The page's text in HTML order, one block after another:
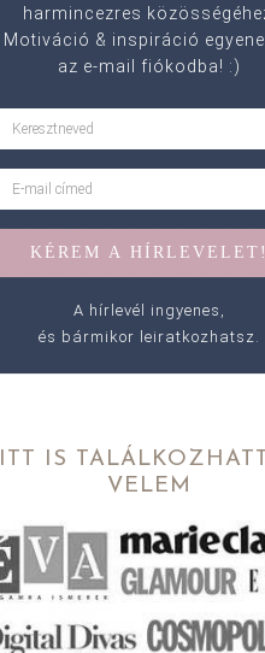
harmincezres
Motiváció & inspiráció
az e-mail fiókodba! :)
A hírlevél ingyenes,
és bármikor leiratkozhatsz.
ITT IS
VELEM